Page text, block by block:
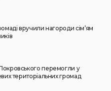
вручили нагороди сім’ям
перемогли у
територіальних громад